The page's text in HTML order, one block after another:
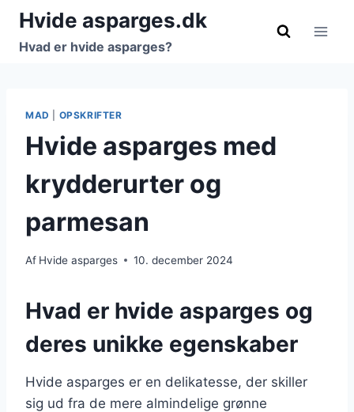
Fortsæt
indhold
Hvide asparges.dk
Hvad er hvide asparges?
MAD OPSKRIFTER
Hvide asparges med
krydderurter og
parmesan
Af Hvide asparges 10. december 2024
Hvad er hvide asparges og
deres unikke egenskaber
Hvide asparges er en delikatesse, der skiller
sig ud fra de mere almindelige grønne